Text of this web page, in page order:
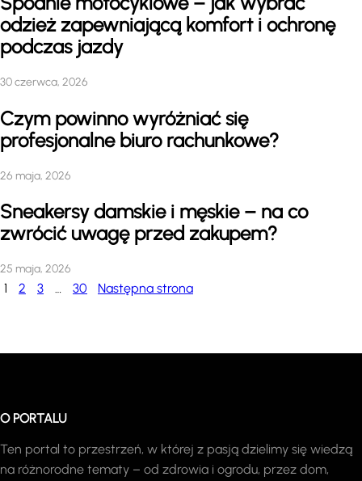
odzież zapewniającą komfort i ochronę
podczas jazdy
30 czerwca, 2026
Czym powinno wyróżniać się
profesjonalne biuro rachunkowe?
26 maja, 2026
Sneakersy damskie i męskie – na co
zwrócić uwagę przed zakupem?
25 maja, 2026
1 2 3 … 30 Następna strona
O PORTALU
Ten portal to przestrzeń, w której z pasją dzielimy się wiedzą
na różnorodne tematy – od zdrowia i ogrodu, przez dom,